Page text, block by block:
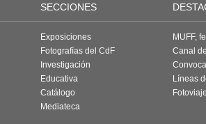
SECCIONES
Exposiciones
Fotografías del CdF
Investigación
Educativa
Catálogo
Mediateca
MUFF,
Canal
Líneas